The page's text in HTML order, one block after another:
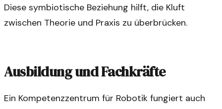
Diese symbiotische Beziehung hilft, die Kluft
zwischen Theorie und Praxis zu überbrücken.
Ausbildung und Fachkräfte
Ein Kompetenzzentrum für Robotik fungiert auch